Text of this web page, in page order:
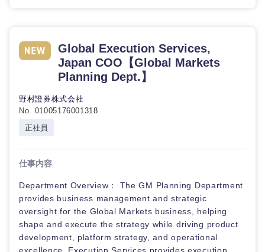
Global Execution Services,
Japan COO【Global Markets
Planning Dept.】
野村證券株式会社
No. 01005176001318
正社員
仕事内容
Department Overview： The GM Planning Department
provides business management and strategic
oversight for the Global Markets business, helping
shape and execute the strategy while driving product
development, platform strategy, and operational